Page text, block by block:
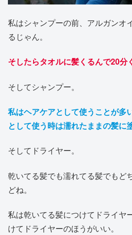
私はシャンプーの前、アルガンオ
るじゃん。
そしたらタオルに髪くるんで20分
そしてシャンプー。
私はヘアケアとして使うことが多
として使う時は濡れたままの髪に
そしてドライヤー。
乾いてる髪でも濡れてる髪でもど
どね。
私は乾いてる髪につけてドライヤ
けてドライヤーのほうがいい。